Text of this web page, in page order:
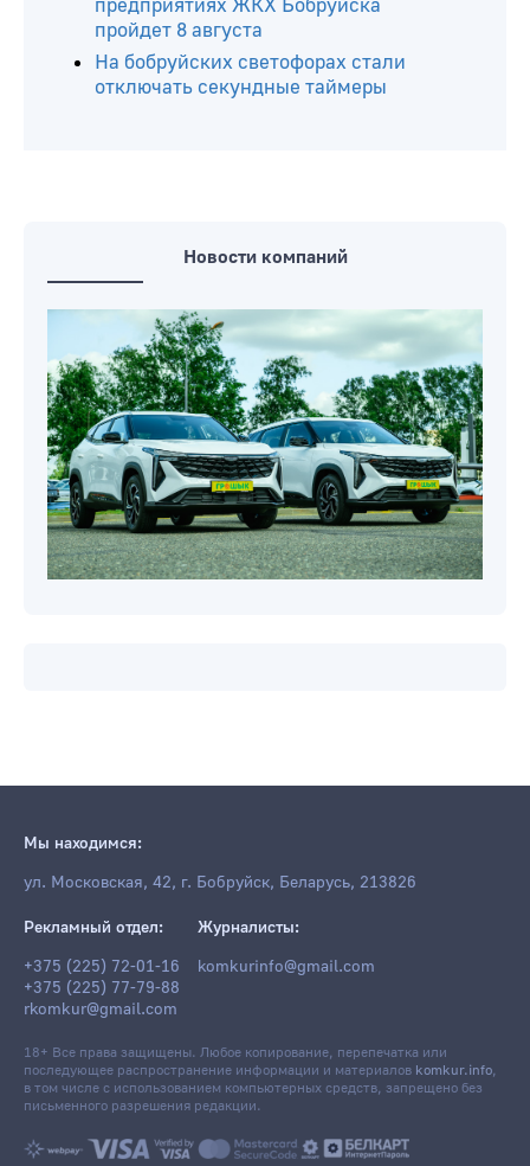
аттракцион
В Бобруйске можно будет бесплатно
обменяться школьными
отключать секундные таймеры
Новости компаний
Мы находимся:
ул. Московская, 42, г. Бобруйск, Беларусь, 213826
Рекламный отдел:
+375 (225) 77-79-88
Журналисты: